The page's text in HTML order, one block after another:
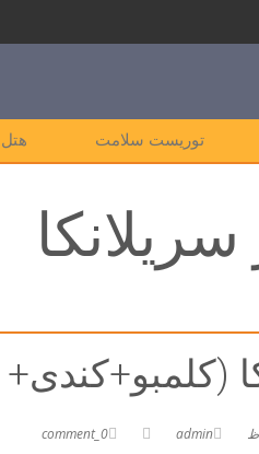
توریست سلامت
سریلانکا
(کلمبو+کندی+
admin
0_comment